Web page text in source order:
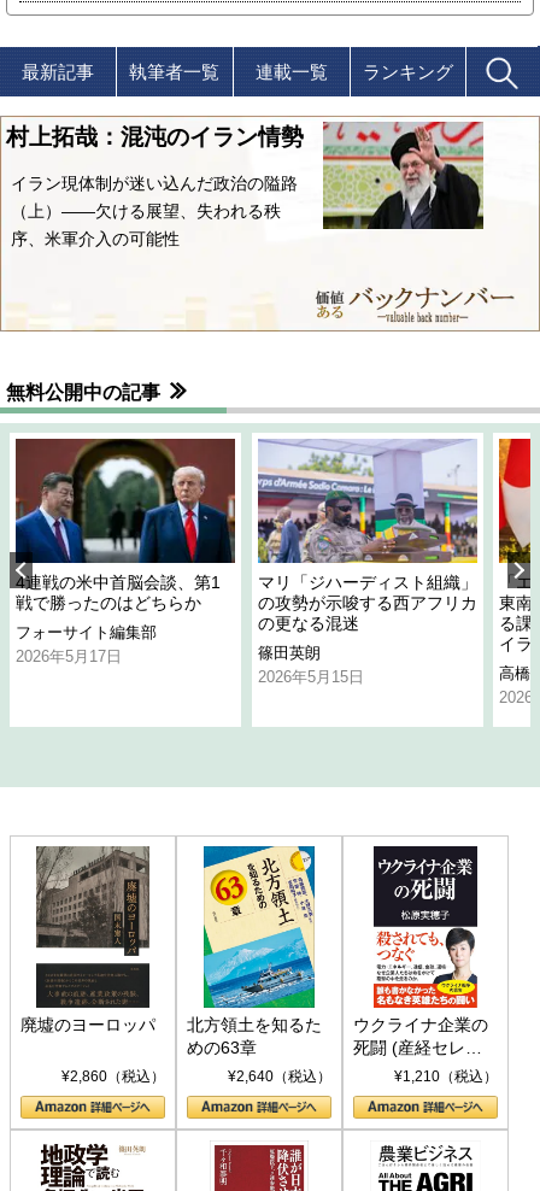
最新記事 執筆者一覧 連載一覧 ランキング
村上拓哉：混沌のイラン情勢
イラン現体制が迷い込んだ政治の隘路
（上）――欠ける展望、失われる秩
序、米軍介入の可能性
無料公開中の記事
4連戦の米中首脳会談、第1
戦で勝ったのはどちらか
フォーサイト編集部
2026年5月17日
マリ「ジハーディスト組織」
の攻勢が示唆する西アフリカ
の更なる混迷
篠田英朗
2026年5月15日
「
東南
る課
イラ
高橋
2026
廃墟のヨーロッパ
¥2,860（税込）
北方領土を知るた
めの63章
¥2,640（税込）
ウクライナ企業の
死闘 (産経セレク
ト S 039)¥1,210（税込）